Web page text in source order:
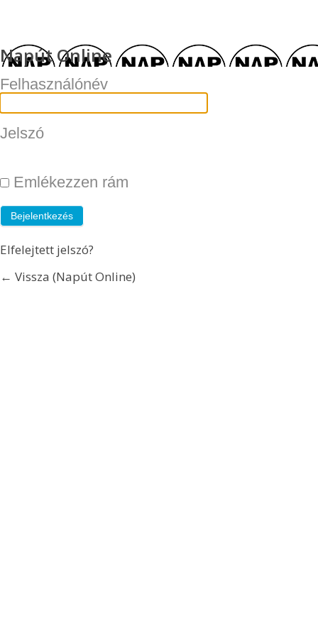
Napút Online
Felhasználónév
Jelszó
Emlékezzen rám
Elfelejtett jelszó?
← Vissza (Napút Online)